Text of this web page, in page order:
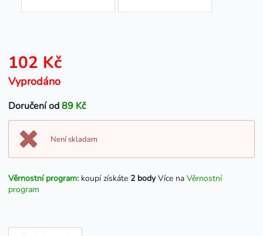
102 Kč
Vyprodáno
Doručení od89 Kč
Není skladam
Věrnostní program: koupí získáte 2 bodyVíce na Věrnostní
program